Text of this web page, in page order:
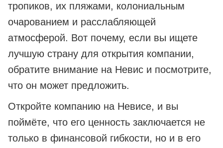
тропиков, их пляжами, колониальным
очарованием и расслабляющей
атмосферой. Вот почему, если вы ищете
лучшую страну для открытия компании,
обратите внимание на Невис и посмотрите,
что он может предложить.
Откройте компанию на Невисе, и вы
поймёте, что его ценность заключается не
только в финансовой гибкости, но и в его